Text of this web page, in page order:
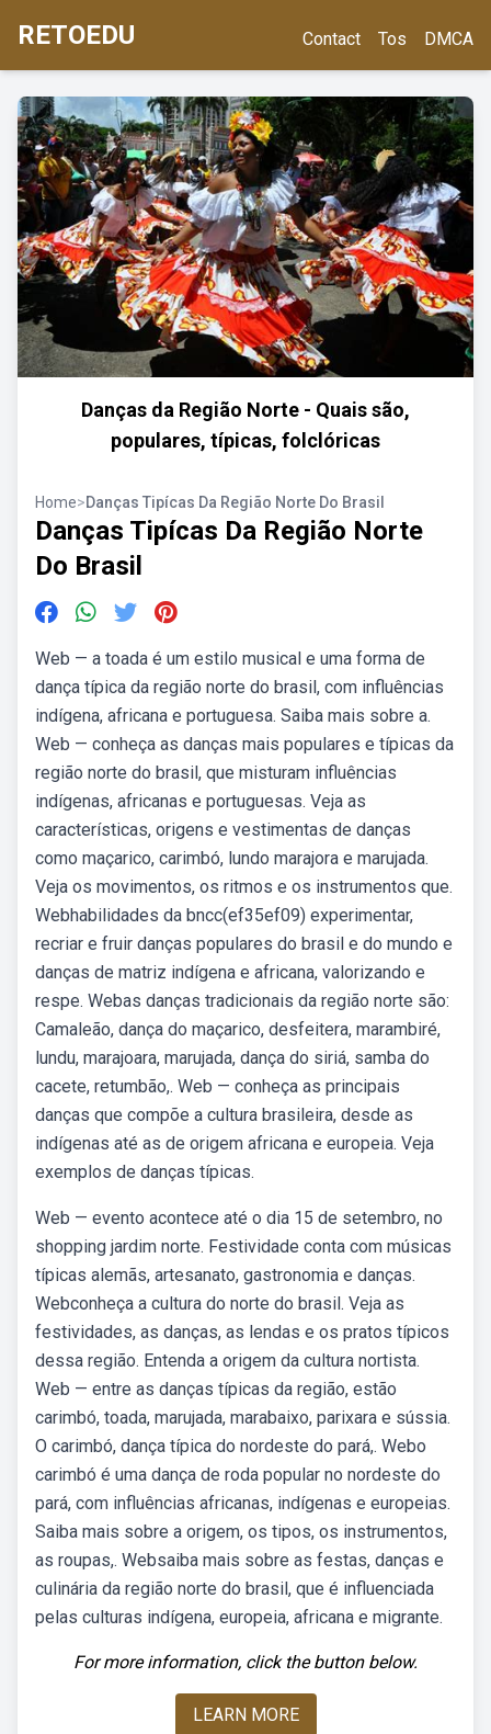
RETOEDU Contact Tos DMCA
Danças da Região Norte - Quais são,
populares, típicas, folclóricas
Home>Danças Tipícas Da Região Norte Do Brasil
Danças Tipícas Da Região Norte
Do Brasil
Web — a toada é um estilo musical e uma forma de
dança típica da região norte do brasil, com influências
indígena, africana e portuguesa. Saiba mais sobre a.
Web — conheça as danças mais populares e típicas da
região norte do brasil, que misturam influências
indígenas, africanas e portuguesas. Veja as
características, origens e vestimentas de danças
como maçarico, carimbó, lundo marajora e marujada.
Veja os movimentos, os ritmos e os instrumentos que.
Webhabilidades da bncc(ef35ef09) experimentar,
recriar e fruir danças populares do brasil e do mundo e
danças de matriz indígena e africana, valorizando e
respe. Webas danças tradicionais da região norte são:
Camaleão, dança do maçarico, desfeitera, marambiré,
lundu, marajoara, marujada, dança do siriá, samba do
cacete, retumbão,. Web — conheça as principais
danças que compõe a cultura brasileira, desde as
indígenas até as de origem africana e europeia. Veja
exemplos de danças típicas.
Web — evento acontece até o dia 15 de setembro, no
shopping jardim norte. Festividade conta com músicas
típicas alemãs, artesanato, gastronomia e danças.
Webconheça a cultura do norte do brasil. Veja as
festividades, as danças, as lendas e os pratos típicos
dessa região. Entenda a origem da cultura nortista.
Web — entre as danças típicas da região, estão
carimbó, toada, marujada, marabaixo, parixara e sússia.
O carimbó, dança típica do nordeste do pará,. Webo
carimbó é uma dança de roda popular no nordeste do
pará, com influências africanas, indígenas e europeias.
Saiba mais sobre a origem, os tipos, os instrumentos,
as roupas,. Websaiba mais sobre as festas, danças e
culinária da região norte do brasil, que é influenciada
pelas culturas indígena, europeia, africana e migrante.
For more information, click the button below.
LEARN MORE